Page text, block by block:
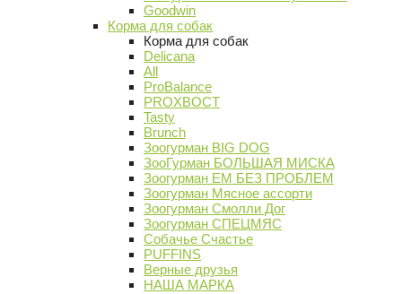
Goodwin
Корма для собак
Корма для собак
Delicana
All
ProBalance
PROХВОСТ
Tasty
Brunch
Зоогурман BIG DOG
ЗооГурман БОЛЬШАЯ МИСКА
Зоогурман ЕМ БЕЗ ПРОБЛЕМ
Зоогурман Мясное ассорти
Зоогурман Смолли Дог
Зоогурман СПЕЦМЯС
Собачье Счастье
PUFFINS
Верные друзья
НАША МАРКА